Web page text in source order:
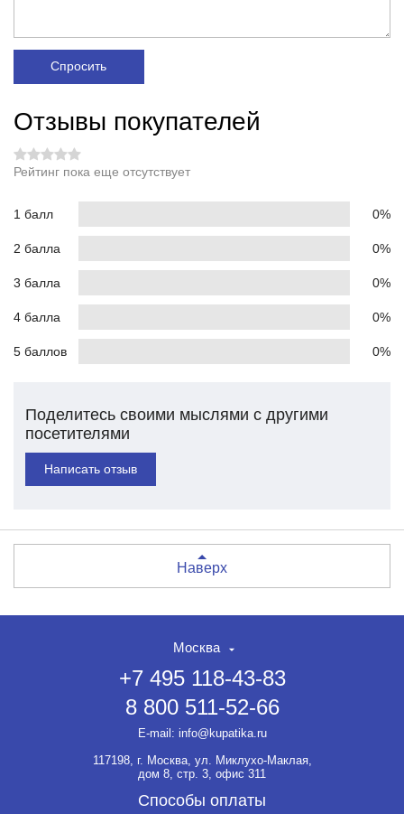
Спросить
Отзывы покупателей
Рейтинг пока еще отсутствует
1 балл 0%
2 балла 0%
3 балла 0%
4 балла 0%
5 баллов 0%
Поделитесь своими мыслями с другими
посетителями
Написать отзыв
Наверх
Москва
+7 495 118-43-83
8 800 511-52-66
E-mail: info@kupatika.ru
117198, г. Москва, ул. Миклухо-Маклая,
дом 8, стр. 3, офис 311
Способы оплаты